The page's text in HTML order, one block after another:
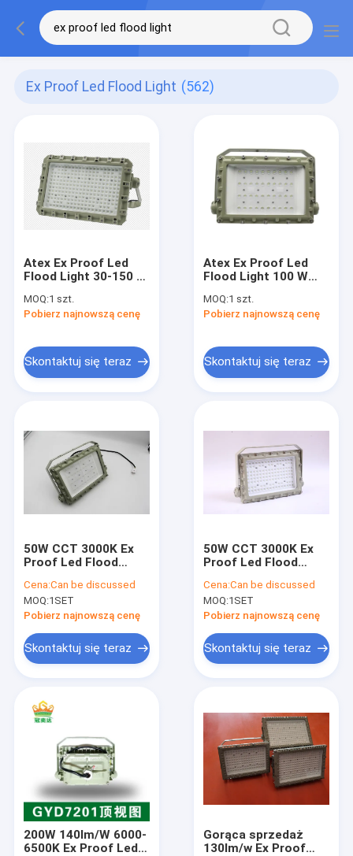
Ex Proof Led Flood Light (562)
Atex Ex Proof Led
Flood Light 30-150 W
gazów Strefa 1 2 21
22
MOQ:1 szt.
Pobierz najnowszą cenę
Skontaktuj się teraz
Atex Ex Proof Led
Flood Light 100 W
Iib Iic
MOQ:1 szt.
Pobierz najnowszą cenę
Skontaktuj się teraz
50W CCT 3000K Ex
Proof Led Flood
277V Do oświetlenia
przemysłowego
Cena:Can be discussed
MOQ:1SET
Pobierz najnowszą cenę
Skontaktuj się teraz
50W CCT 3000K Ex
Proof Led Flood
277V Do oświetlenia
przemysłowego
Cena:Can be discussed
MOQ:1SET
Pobierz najnowszą cenę
Skontaktuj się teraz
200W 140lm/W 6000-
6500K Ex Proof Led
Gorąca sprzedaż
130lm/w Ex Proof